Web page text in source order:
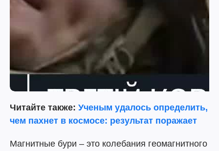
Читайте также: Ученым удалось определить,
чем пахнет в космосе: результат поражает
Магнитные бури – это колебания геомагнитного